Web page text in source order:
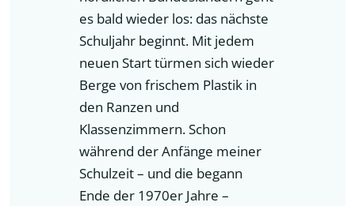
es bald wieder los: das nächste
Schuljahr beginnt. Mit jedem
neuen Start türmen sich wieder
Berge von frischem Plastik in
den Ranzen und
Klassenzimmern. Schon
während der Anfänge meiner
Schulzeit – und die begann
Ende der 1970er Jahre –